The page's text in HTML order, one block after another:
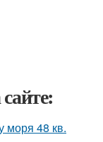
моря 48 кв.